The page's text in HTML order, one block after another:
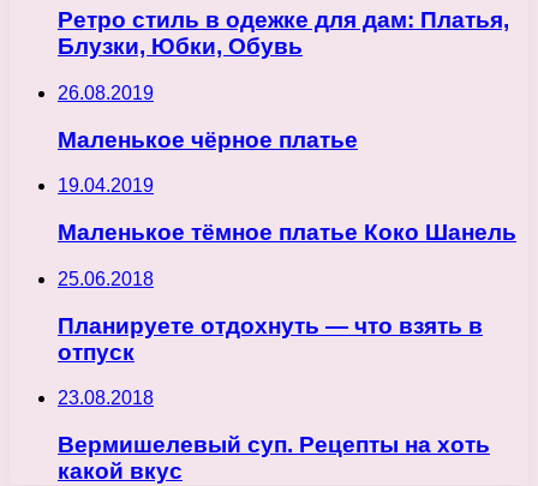
Ретро стиль в одежке для дам: Платья,
Блузки, Юбки, Обувь
26.08.2019
Маленькое чёрное платье
19.04.2019
Маленькое тёмное платье Коко Шанель
25.06.2018
Планируете отдохнуть — что взять в
отпуск
23.08.2018
Вермишелевый суп. Рецепты на хоть
какой вкус